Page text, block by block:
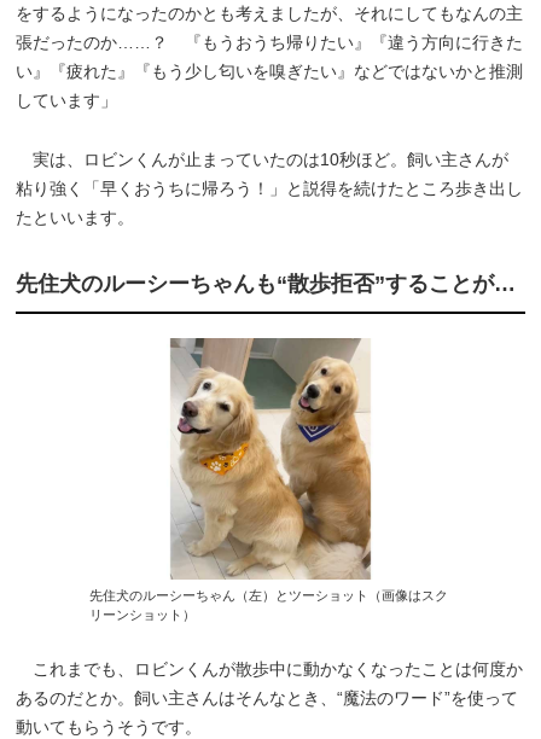
をするようになったのかとも考えましたが、それにしてもなんの主
張だったのか……？ 『もうおうち帰りたい』『違う方向に行きた
い』『疲れた』『もう少し匂いを嗅ぎたい』などではないかと推測
しています」
実は、ロビンくんが止まっていたのは10秒ほど。飼い主さんが
粘り強く「早くおうちに帰ろう！」と説得を続けたところ歩き出し
たといいます。
先住犬のルーシーちゃんも“散歩拒否”することが…
先住犬のルーシーちゃん（左）とツーショット（画像はスク
リーンショット）
これまでも、ロビンくんが散歩中に動かなくなったことは何度か
あるのだとか。飼い主さんはそんなとき、“魔法のワード”を使って
動いてもらうそうです。